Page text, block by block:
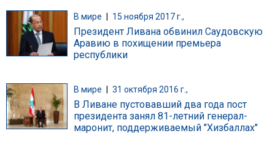
В мире 15 ноября 2017 г.,
Президент Ливана обвинил Саудовскую
Аравию в похищении премьера
республики
В мире 31 октября 2016 г.,
В Ливане пустовавший два года пост
президента занял 81-летний генерал-
маронит, поддерживаемый "Хизбаллах"